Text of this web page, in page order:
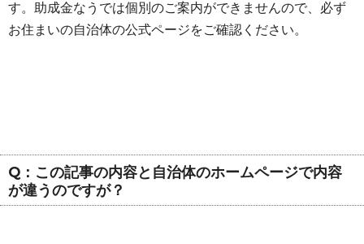
す。助成金なうでは個別のご案内ができませんので、必ず
お住まいの自治体の公式ページをご確認ください。
Q：この記事の内容と自治体のホームページで内容
が違うのですが？